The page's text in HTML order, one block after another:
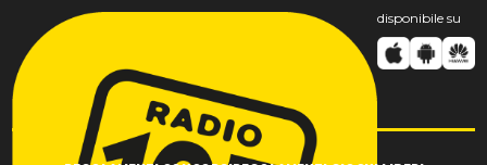
disponibile su